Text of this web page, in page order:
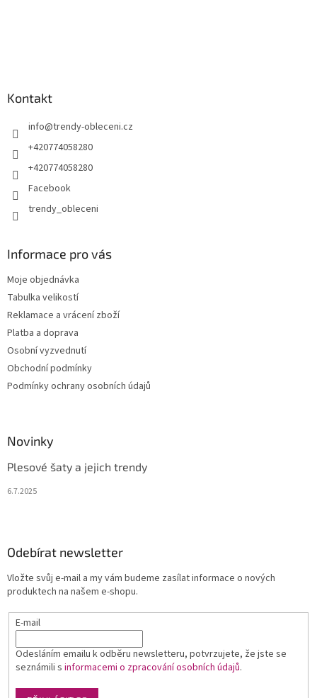
Kontakt
info@trendy-obleceni.cz
+420774058280
+420774058280
Facebook
trendy_obleceni
Informace pro vás
Moje objednávka
Tabulka velikostí
Reklamace a vrácení zboží
Platba a doprava
Osobní vyzvednutí
Obchodní podmínky
Podmínky ochrany osobních údajů
Novinky
Plesové šaty a jejich trendy
6.7.2025
Odebírat newsletter
Vložte svůj e-mail a my vám budeme zasílat informace o nových
produktech na našem e-shopu.
E-mail
Odesláním emailu k odběru newsletteru, potvrzujete, že jste se
seznámili s informacemi o zpracování osobních údajů.